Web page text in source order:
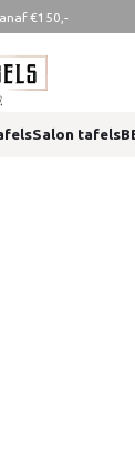
€150,-
Salon tafels